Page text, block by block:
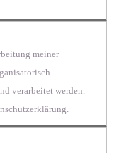
meiner
finden Sie in unserer Datenschutzerklärung.